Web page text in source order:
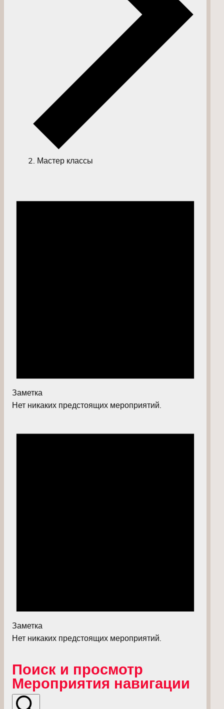
Мастер классы
Мероприятия
Заметка
Нет никаких предстоящих мероприятий.
Заметка
Нет никаких предстоящих мероприятий.
Поиск и просмотр
Мероприятия навигации